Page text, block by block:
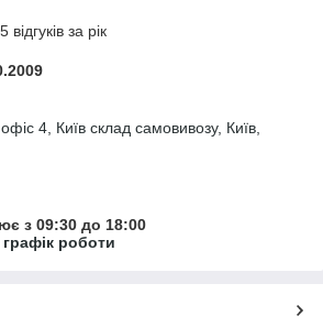
за рік
4, Київ склад самовивозу, Київ,
з 09:30 до 18:00
роботи